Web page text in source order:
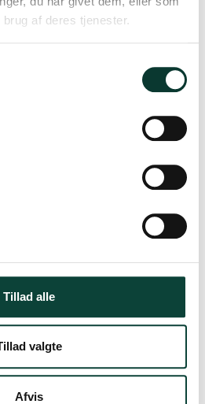
af deres tjenester.
Tillad alle
valgte
Afvis